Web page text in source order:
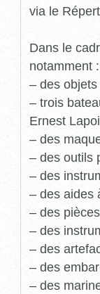
via le
Dans le
notamment :
– des
– trois
Ernest
– des
– des outils
– des
– des aides
– des
– des
– des
– des
– des